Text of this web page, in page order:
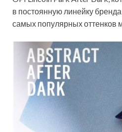
в постоянную линейку
самых популярных оттенков